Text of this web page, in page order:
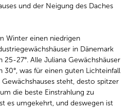
und der Neigung des Daches
Winter einen niedrigen
in Dänemark
27°. Alle Juliana Gewächshäuser
30°, was für einen guten Lichteinfall
steht, desto spitzer
die beste Einstrahlung zu
es umgekehrt, und deswegen ist